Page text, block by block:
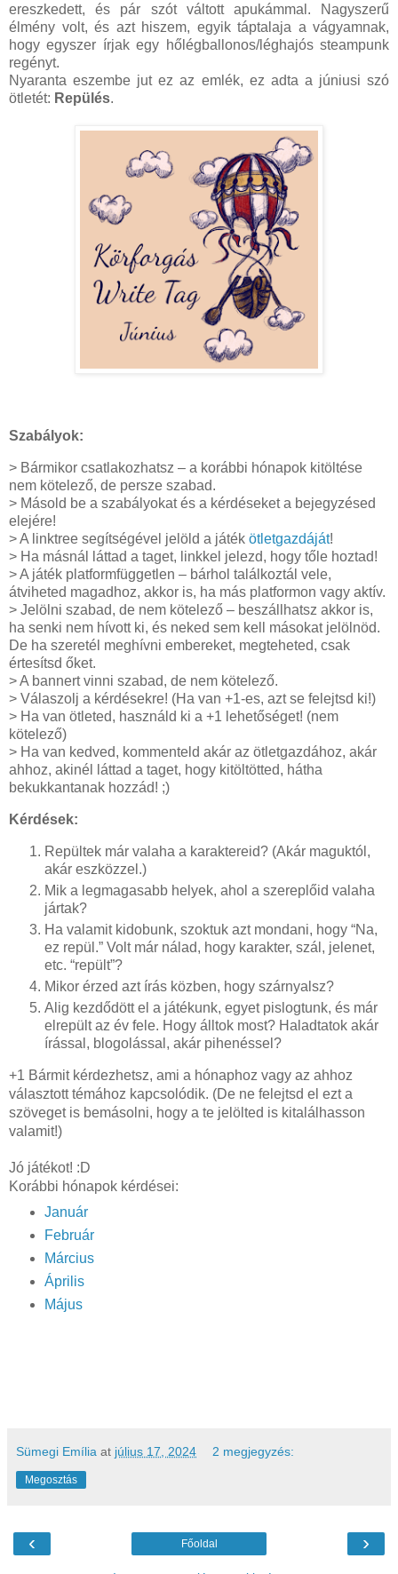
ereszkedett, és pár szót váltott apukámmal. Nagyszerű
élmény volt, és azt hiszem, egyik táptalaja a vágyamnak,
hogy egyszer írjak egy hőlégballonos/léghajós steampunk
regényt.
Nyaranta eszembe jut ez az emlék, ez adta a júniusi szó
ötletét: Repülés.
Szabályok:
> Bármikor csatlakozhatsz – a korábbi hónapok kitöltése
nem kötelező, de persze szabad.
> Másold be a szabályokat és a kérdéseket a bejegyzésed
elejére!
> A linktree segítségével jelöld a játék ötletgazdáját!
> Ha másnál láttad a taget, linkkel jelezd, hogy tőle hoztad!
> A játék platformfüggetlen – bárhol találkoztál vele,
átviheted magadhoz, akkor is, ha más platformon vagy aktív.
> Jelölni szabad, de nem kötelező – beszállhatsz akkor is,
ha senki nem hívott ki, és neked sem kell másokat jelölnöd.
De ha szeretél meghívni embereket, megteheted, csak
értesítsd őket.
> A bannert vinni szabad, de nem kötelező.
> Válaszolj a kérdésekre! (Ha van +1-es, azt se felejtsd ki!)
> Ha van ötleted, használd ki a +1 lehetőséget! (nem
kötelező)
> Ha van kedved, kommenteld akár az ötletgazdához, akár
ahhoz, akinél láttad a taget, hogy kitöltötted, hátha
bekukkantanak hozzád! ;)
Kérdések:
Repültek már valaha a karaktereid? (Akár maguktól,
akár eszközzel.)
Mik a legmagasabb helyek, ahol a szereplőid valaha
jártak?
Ha valamit kidobunk, szoktuk azt mondani, hogy “Na,
ez repül.” Volt már nálad, hogy karakter, szál, jelenet,
etc. “repült”?
Mikor érzed azt írás közben, hogy szárnyalsz?
Alig kezdődött el a játékunk, egyet pislogtunk, és már
elrepült az év fele. Hogy álltok most? Haladtatok akár
írással, blogolással, akár pihenéssel?
+1 Bármit kérdezhetsz, ami a hónaphoz vagy az ahhoz
választott témához kapcsolódik. (De ne felejtsd el ezt a
szöveget is bemásolni, hogy a te jelölted is kitalá lhasson
valamit!)
Jó játékot! :D
Korábbi hónapok kérdései:
Január
Február
Március
Április
Május
Sümegi Emília at július 17, 2024 2 megjegyzés:
Megosztás
‹ ›
Főoldal